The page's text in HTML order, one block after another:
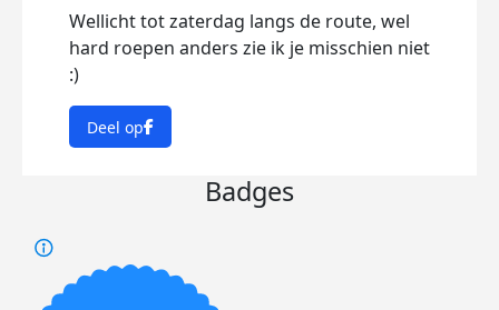
Wellicht tot zaterdag langs de route, wel
hard roepen anders zie ik je misschien niet
:)
Deel op
Badges